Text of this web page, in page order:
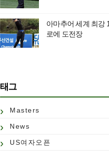
아마추어 세계 최강
로에 도전장
태그
Masters
News
US여자오픈